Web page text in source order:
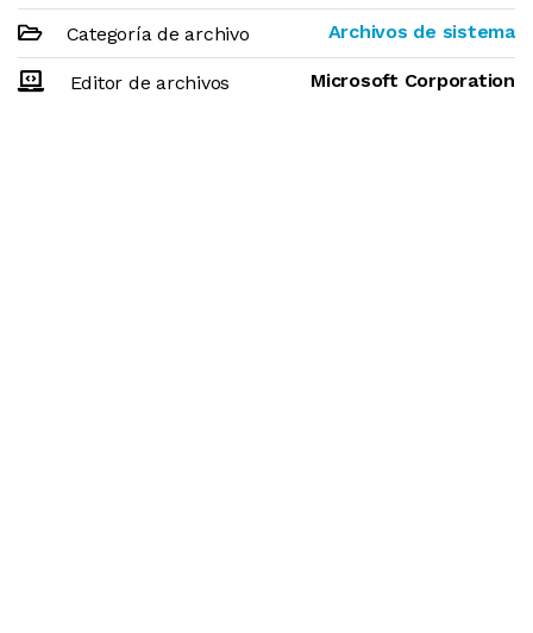
Categoría de archivo Archivos de sistema
Editor de archivos Microsoft Corporation